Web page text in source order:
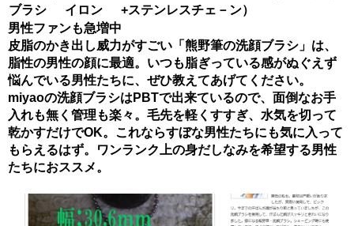
ブラシ
イロン
+ステンレスチェ－ン）
男性ファンも急増中
皮脂のかき出し威力がすごい「熊野筆の洗顔ブラシ」は、
脂性の男性の顔に最適。いつも脂ぎっている感がぬぐえず
悩んでいる男性たちに、ぜひ教えてあげてください。
miyaoの洗顔ブラシはPBTで出来ているので、面倒なお手
入れも無く管理も楽々。毛先を軽くすすぎ、水気を切って
乾かすだけでOK。これならすぼな男性たちにも気に入って
もらえるはず。ワンランク上の身だしなみを希望する男性
たちにおススメ。